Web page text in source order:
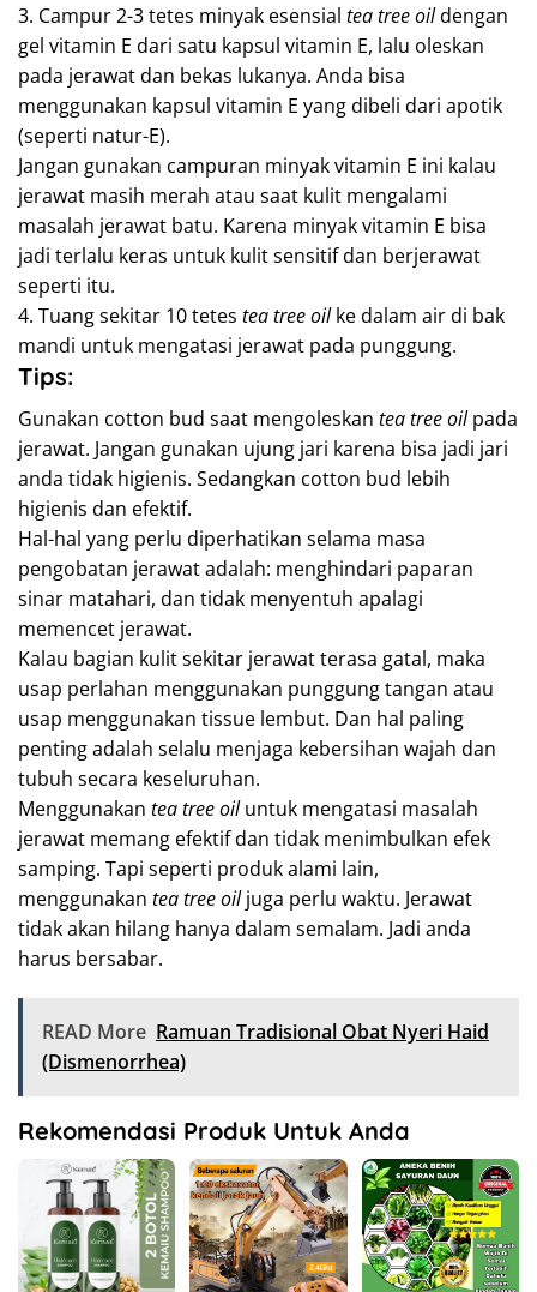
3. Campur 2-3 tetes minyak esensial tea tree oildengan
gel vitamin E dari satu kapsul vitamin E, lalu oleskan
pada jerawat dan bekas lukanya. Anda bisa
menggunakan kapsul vitamin E yang dibeli dari apotik
(seperti natur-E).
Jangan gunakan campuran minyak vitamin E ini kalau
jerawat masih merah atau saat kulit mengalami
masalah jerawat batu. Karena minyak vitamin E bisa
jadi terlalu keras untuk kulit sensitif dan berjerawat
seperti itu.
4. Tuang sekitar 10 tetes tea tree oilke dalam air di bak
mandi untuk mengatasi jerawat pada punggung.
Tips:
Gunakan cotton bud saat mengoleskan tea tree oilpada
jerawat. Jangan gunakan ujung jari karena bisa jadi jari
anda tidak higienis. Sedangkan cotton bud lebih
higienis dan efektif.
Hal-hal yang perlu diperhatikan selama masa
pengobatan jerawat adalah: menghindari paparan
sinar matahari, dan tidak menyentuh apalagi
memencet jerawat.
Kalau bagian kulit sekitar jerawat terasa gatal, maka
usap perlahan menggunakan punggung tangan atau
usap menggunakan tissue lembut. Dan hal paling
penting adalah selalu menjaga kebersihan wajah dan
tubuh secara keseluruhan.
Menggunakan tea tree oiluntuk mengatasi masalah
jerawat memang efektif dan tidak menimbulkan efek
samping. Tapi seperti produk alami lain,
menggunakan tea tree oiljuga perlu waktu. Jerawat
tidak akan hilang hanya dalam semalam. Jadi anda
harus bersabar.
READ More Ramuan Tradisional Obat Nyeri Haid
(Dismenorrhea)
Rekomendasi Produk Untuk Anda